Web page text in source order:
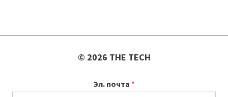
© 2026 THE TECH
Эл. почта *